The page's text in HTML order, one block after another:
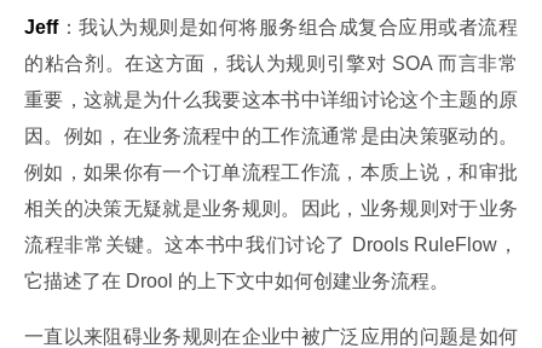
Jeff：我认为规则是如何将服务组合成复合应用或者流程
的粘合剂。在这方面，我认为规则引擎对 SOA 而言非常
重要，这就是为什么我要这本书中详细讨论这个主题的原
因。例如，在业务流程中的工作流通常是由决策驱动的。
例如，如果你有一个订单流程工作流，本质上说，和审批
相关的决策无疑就是业务规则。因此，业务规则对于业务
流程非常关键。这本书中我们讨论了 Drools RuleFlow，
它描述了在 Drool 的上下文中如何创建业务流程。
一直以来阻碍业务规则在企业中被广泛应用的问题是如何